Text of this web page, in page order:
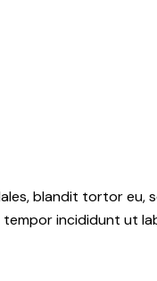
blandit tortor
incididunt ut